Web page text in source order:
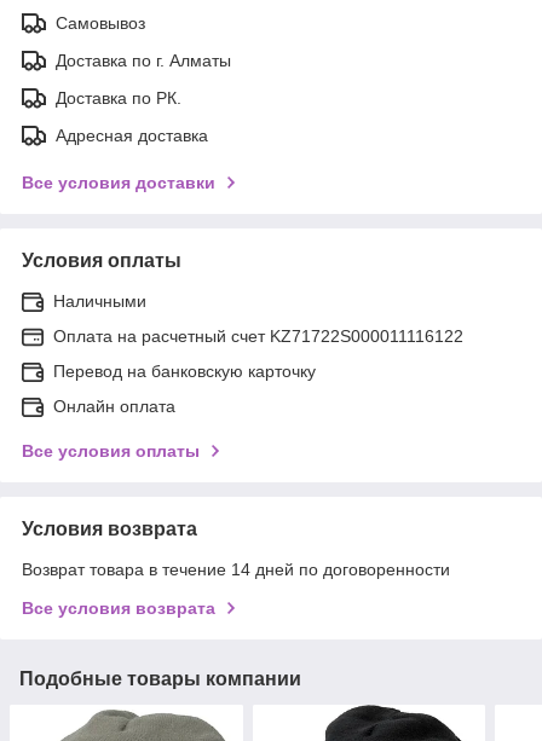
Самовывоз
Доставка по г. Алматы
Доставка по РК.
Адресная доставка
Все условия доставки
Условия оплаты
Наличными
Оплата на расчетный счет KZ71722S000011116122
Перевод на банковскую карточку
Онлайн оплата
Все условия оплаты
Условия возврата
Возврат товара в течение 14 дней по договоренности
Все условия возврата
Подобные товары компании